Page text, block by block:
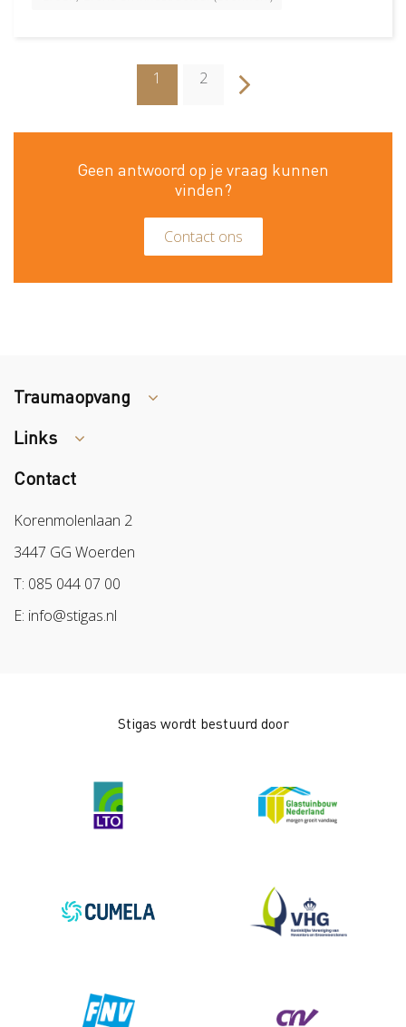
Huidige
pagina
1 Page
2 V
o
l
g
e
d
e
p
a
g
i
n
Geen antwoord op je vraag kunnen
vinden?
Contact ons
Traumaopvang
Tips arbocatalogus?
Links
Colland
Sazas
BPL
Arbeidsmarkt
Contact
Korenmolenlaan 2
3447 GG Woerden
T: 085 044 07 00
E: info@stigas.nl
Stigas wordt bestuurd door